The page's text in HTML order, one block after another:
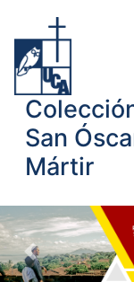
San
Mártir